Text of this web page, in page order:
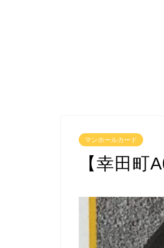
マンホールカード
【幸田町